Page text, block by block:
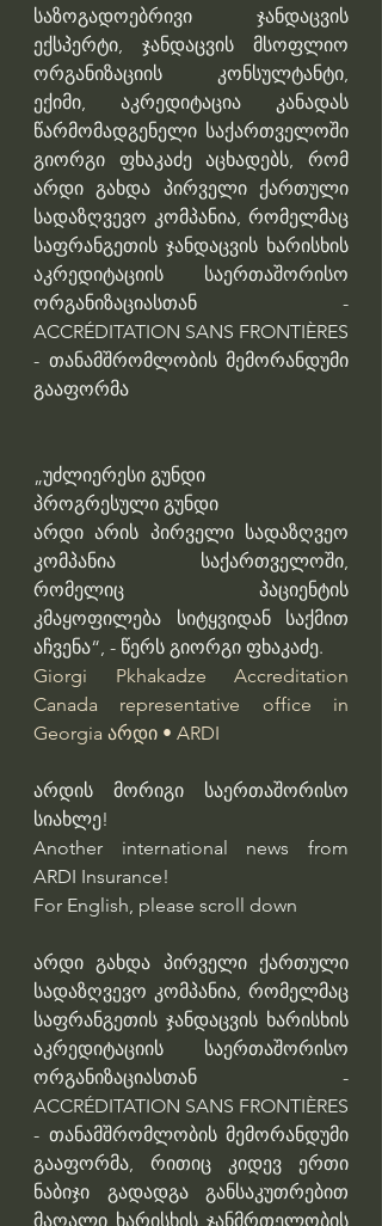
საზოგადოებრივი ჯანდაცვის
ექსპერტი, ჯანდაცვის მსოფლიო
ორგანიზაციის კონსულტანტი,
ექიმი, აკრედიტაცია კანადას
წარმომადგენელი საქართველოში
გიორგი ფხაკაძე აცხადებს, რომ
არდი გახდა პირველი ქართული
სადაზღვევო კომპანია, რომელმაც
საფრანგეთის ჯანდაცვის ხარისხის
აკრედიტაციის საერთაშორისო
ორგანიზაციასთან -
ACCRÉDITATION SANS FRONTIÈRES
- თანამშრომლობის მემორანდუმი
გააფორმა
„უძლიერესი გუნდი
პროგრესული გუნდი
არდი არის პირველი სადაზღვეო
კომპანია საქართველოში,
რომელიც პაციენტის
კმაყოფილება სიტყვიდან საქმით
აჩვენა“, - წერს გიორგი ფხაკაძე.
Giorgi Pkhakadze
Accreditation
Canada representative office in
Georgia არდი • ARDI
არდის მორიგი საერთაშორისო
სიახლე!
Another international news from
ARDI Insurance!
For English, please scroll down
არდი გახდა პირველი ქართული
სადაზღვევო კომპანია, რომელმაც
საფრანგეთის ჯანდაცვის ხარისხის
აკრედიტაციის საერთაშორისო
ორგანიზაციასთან -
ACCRÉDITATION SANS FRONTIÈRES
- თანამშრომლობის მემორანდუმი
გააფორმა, რითიც კიდევ ერთი
ნაბიჯი გადადგა განსაკუთრებით
მაღალი ხარისხის ჯანმრთელობის